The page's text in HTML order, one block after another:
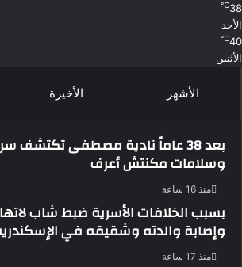
38
℃
الأحد
40
℃
الأثنين
الأشهر الأخيرة
بعد 38 عاماً نادية مصطفى تكتشف
وسلامات مكنتش أعرف
منذ 16 ساعة
بسبب الخلافات الأسرية ضبط شاب
وإصابة والدته وشقيقه في
منذ 17 ساعة